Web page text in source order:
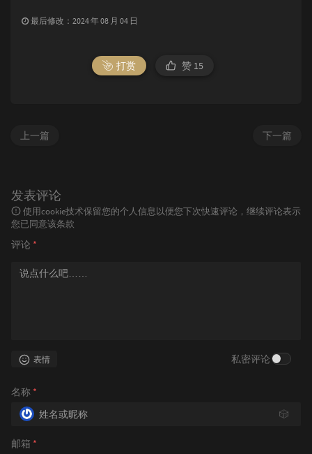
最后修改：2024 年 08 月 04 日
打赏 赞 15
下一篇
上一篇
发表评论
使用cookie技术保留您的个人信息以便您下次快速评论，继续评论表示
您已同意该条款
评论 *
表情 私密评论
名称 *
🎲
邮箱 *